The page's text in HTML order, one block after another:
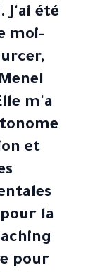
J'ai été
moi-
m'a
et
la
pour